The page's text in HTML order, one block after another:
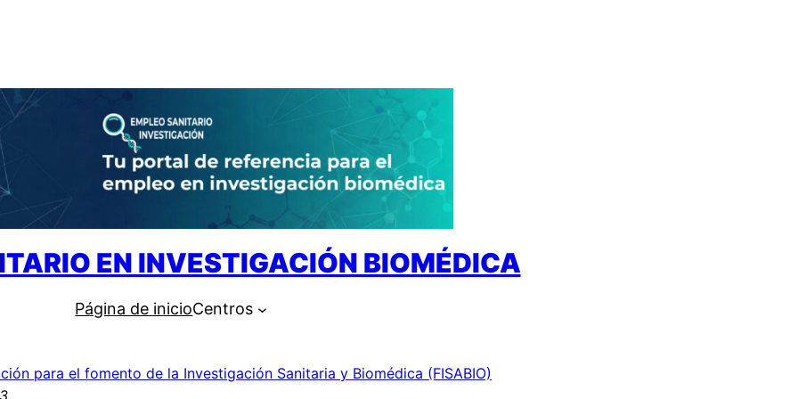
EN INVESTIGACIÓN BIOMÉDICA
Página de inicioCentros
para el fomento de la Investigación Sanitaria y Biomédica (FISABIO)